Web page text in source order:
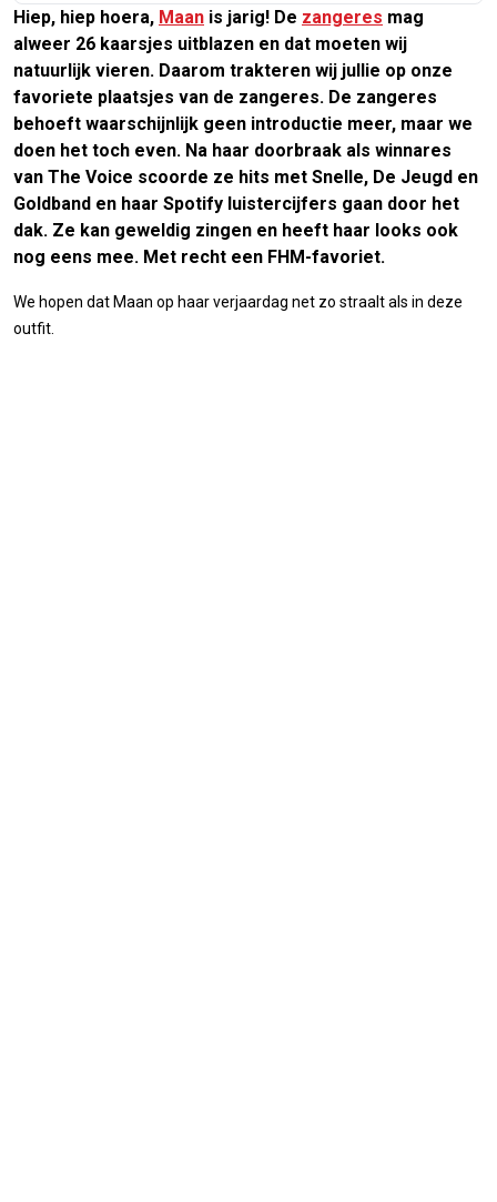
Hiep, hiep hoera, Maan is jarig! De zangeres mag
alweer 26 kaarsjes uitblazen en dat moeten wij
natuurlijk vieren. Daarom trakteren wij jullie op onze
favoriete plaatsjes van de zangeres. De zangeres
behoeft waarschijnlijk geen introductie meer, maar we
doen het toch even. Na haar doorbraak als winnares
van The Voice scoorde ze hits met Snelle, De Jeugd en
Goldband en haar Spotify luistercijfers gaan door het
dak. Ze kan geweldig zingen en heeft haar looks ook
nog eens mee. Met recht een FHM-favoriet.
We hopen dat Maan op haar verjaardag net zo straalt als in deze
outfit.